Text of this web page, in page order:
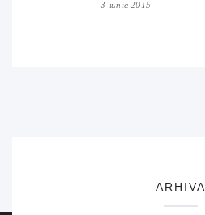
3 iunie 2015
ARHIVA